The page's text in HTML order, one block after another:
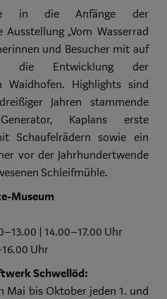
in die Anfänge der
„Vom Wasserrad
und Besucher mit auf
die Entwicklung der
Waidhofen. Highlights sind
Jahren stammende
Kaplans erste
Schaufelrädern sowie ein
vor der Jahrhundertwende
Schleifmühle.
Museum
| 14.00–17.00 Uhr
Uhr
Schwellöd:
Mai bis Oktober jeden 1. und